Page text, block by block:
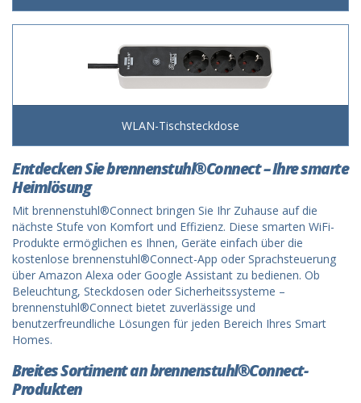
WLAN-Tischsteckdose
Entdecken Sie brennenstuhl®Connect – Ihre smarte
Heimlösung
Mit brennenstuhl®Connect bringen Sie Ihr Zuhause auf die
nächste Stufe von Komfort und Effizienz. Diese smarten WiFi-
Produkte ermöglichen es Ihnen, Geräte einfach über die
kostenlose brennenstuhl®Connect-App oder Sprachsteuerung
über Amazon Alexa oder Google Assistant zu bedienen. Ob
Beleuchtung, Steckdosen oder Sicherheitssysteme –
brennenstuhl®Connect bietet zuverlässige und
benutzerfreundliche Lösungen für jeden Bereich Ihres Smart
Homes.
Breites Sortiment an brennenstuhl®Connect-
Produkten